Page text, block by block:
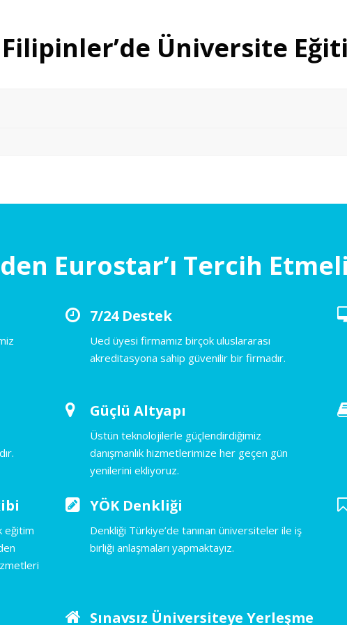
Filipinler’de Üniversite
Eurostar’ı Tercih
7/24 Destek
Ued üyesi firmamız birçok uluslararası
akreditasyona sahip güvenilir bir firmadır.
Güçlü Altyapı
Üstün teknolojilerle güçlendirdiğimiz
danışmanlık hizmetlerimize her geçen gün
yenilerini ekliyoruz.
eğitim
YÖK Denkliği
Denkliği Türkiye’de tanınan üniversiteler ile iş
birliği anlaşmaları yapmaktayız.
Sınavsız Üniversiteye Yerleşme